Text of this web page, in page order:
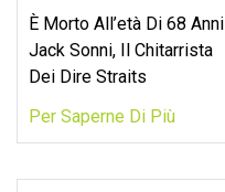
È Morto All’età Di 68 Anni
Jack Sonni, Il Chitarrista
Dei Dire Straits
Per Saperne Di Più